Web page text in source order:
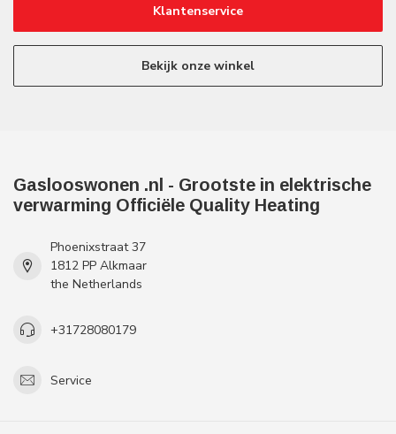
Klantenservice
Bekijk onze winkel
Gaslooswonen .nl - Grootste in elektrische
verwarming Officiële Quality Heating
Phoenixstraat 37
1812 PP Alkmaar
the Netherlands
+31728080179
Service